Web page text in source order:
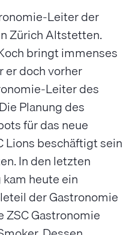
Leiter der
Zürich Altstetten.
bringt immenses
er doch vorher
Leiter des
Planung des
für das neue
Lions beschäftigt sein
In den letzten
heute ein
der Gastronomie
ZSC Gastronomie